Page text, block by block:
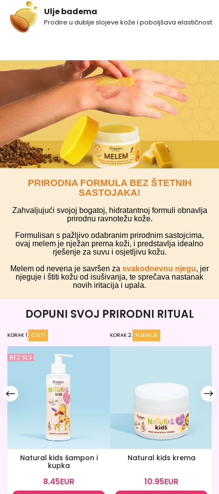
Ulje badema
Prodire u dublje slojeve kože i poboljšava elastičnost.
PRIRODNA FORMULA BEZ ŠTETNIH
SASTOJAKA!
Zahvaljujući svojoj bogatoj, hidratantnoj formuli obnavlja
prirodnu ravnotežu kože.
Formulisan s pažljivo odabranim prirodnim sastojcima,
ovaj melem je nježan prema koži, i predstavlja idealno
rješenje za suvu i osjetljivu kožu.
Melem od nevena je savršen za svakodnevnu njegu, jer
njeguje i štiti kožu od isušivanja, te sprečava nastanak
novih iritacija i upala.
DOPUNI SVOJ PRIRODNI RITUAL
KORAK 1. ČISTI
Natural kids šampon i
kupka
8.45EUR
KORAK 2. NJEGUJE
Natural kids krema
10.95EUR